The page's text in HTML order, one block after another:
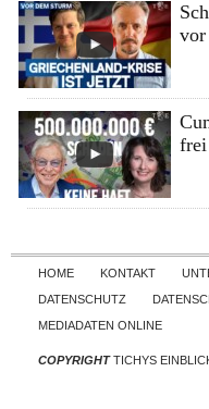
vor
frei
HOME KONTAKT
DATENSCHUTZ
MEDIADATEN ONLINE
COPYRIGHTTICHYS